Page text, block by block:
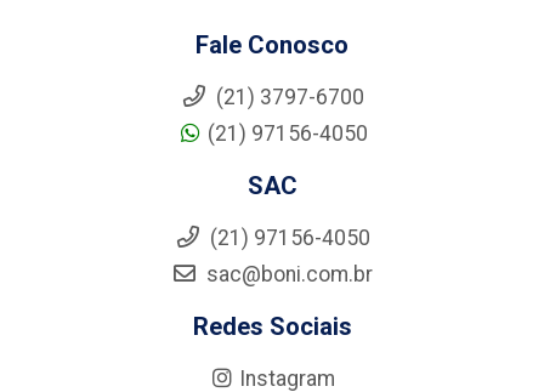
Fale Conosco
(21) 3797-6700
(21) 97156-4050
SAC
(21) 97156-4050
sac@boni.com.br
Redes Sociais
Instagram